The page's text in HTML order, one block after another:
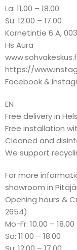
La: 11.00 – 18.00
Su: 12.00 – 17.00
Kornetintie 6 A,
Hs Aura
https://
Facebook &
EN
Free delivery in
Free installation
Cleaned and
We support
For more
showroom in
Opening hours &
2654)
Mo-Fr: 10.00 – 18.00
Sa: 11.00 – 18.00